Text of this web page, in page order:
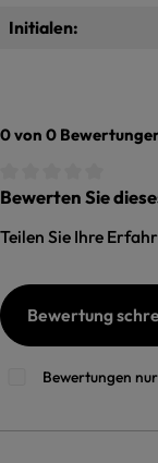
Initialen:
0 von 0
Durchschnittliche
Bewerten Sie
Teilen Sie Ihre
Bewertung
Bewertungen